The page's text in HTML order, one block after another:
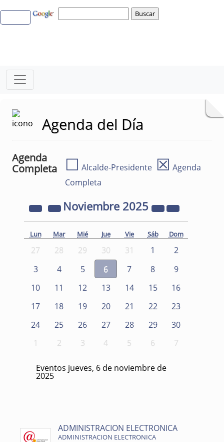
Agenda del Día
Agenda
Completa
☐ Alcalde-Presidente ☒ Agenda
Completa
Noviembre 2025
Lun Mar Mié Jue Vie Sáb Dom
27 28 29 30 31 1
2
3
4 5 6 7 8
9
10
11 12 13 14 15
16
17
18 19 20 21 22
23
24
25 26 27 28 29
30
1
2 3 4 5 6 7
Eventos jueves, 6 de noviembre de
2025
ADMINISTRACION ELECTRONICA
ADMINISTRACION ELECTRONICA